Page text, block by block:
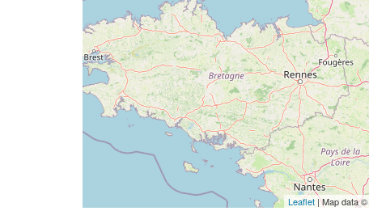
Leaflet | Map data ©